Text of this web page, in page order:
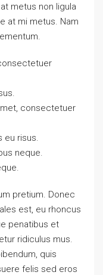
metus non ligula
at mi metus. Nam
consectetuer
eu risus.
neque.
pretium. Donec
est, eu rhoncus
penatibus et
ridiculus mus.
quis
felis sed eros